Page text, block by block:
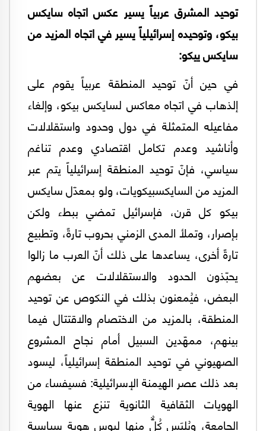
توحيد المشرق عربياً يسير عكس اتجاه سايكس
بيكو، وتوحيده إسرائيلياً يسير في اتجاه المزيد من
سايكس ييكو:
في حين أنّ توحيد المنطقة عربياً يقوم على
إلذهاب في اتجاه معاكس لسايكس بيكو، وإلغاء
مفاعيله المتمثلة في دول وحدود واستقلالات
وأناشيد وعدم تكامل اقتصادي وعدم تناغم
سياسي، فإنّ توحيد المنطقة إسرائيلياً يتم عبر
المزيد من السايكسبيكويات، ولو بمعدّل سايكس
بيكو كل قرن، فإسرائيل تمضي ببطء ولكن
بإصرار، وتملأ المدى الزمني بحروب تارةً، وتطبيع
تارةً أخرى، يساعدها على ذلك أنّ العرب ما زالوا
يحبّذون الحدود والاستقلالات عن بعضهم
البعض، فيُمعنون بذلك في النكوص عن توحيد
المنطقة، بالمزيد من الاختصام والاقتتال فيما
بينهم، ممهّدين السبيل أمام نجاح المشروع
الصهيوني في توحيد المنطقة إسرائيلياً، ليسود
بعد ذلك عصر الهيمنة الإسرائيلية: فسيفساء من
الهويات الثقافية الثانوية تنزع عنها الهوية
الجامعة، ويُلبَِِس كُلٌّّ منها لبوس هوية سياسية